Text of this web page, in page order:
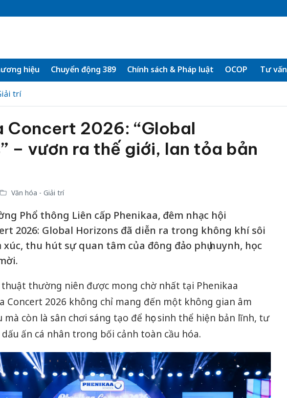
hiệu Chuyển động 389 Chính sách & Pháp luật OCOP Tư vấn
trí
Concert 2026: “Global
– vươn ra thế giới, lan tỏa bản
Văn hóa - Giải trí
Phổ thông Liên cấp Phenikaa, đêm nhạc hội
2026: Global Horizons đã diễn ra trong không khí sôi
xúc, thu hút sự quan tâm của đông đảo phụ huynh, học
thuật thường niên được mong chờ nhất tại Phenikaa
Concert 2026 không chỉ mang đến một không gian âm
mà còn là sân chơi sáng tạo để học sinh thể hiện bản lĩnh, tư
ấn cá nhân trong bối cảnh toàn cầu hóa.